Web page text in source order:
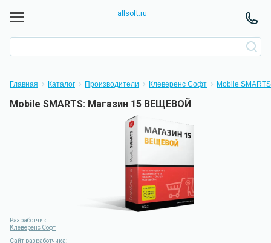
Главная Каталог Производители Клеверенс Софт Mobile
Mobile SMARTS: Магазин 15 ВЕЩЕВОЙ
Разработчик:
Клеверенс Софт
Сайт разработчика: